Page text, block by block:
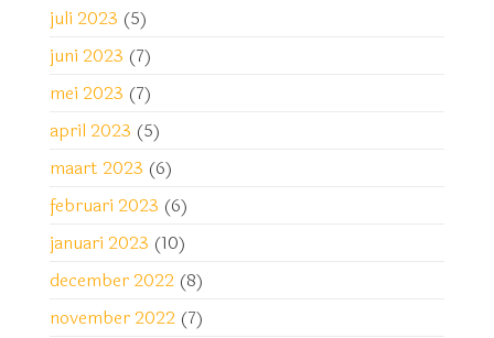
juli 2023 (5)
juni 2023 (7)
mei 2023 (7)
april 2023 (5)
maart 2023 (6)
februari 2023 (6)
januari 2023 (10)
december 2022 (8)
november 2022 (7)